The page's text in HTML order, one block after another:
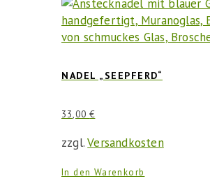
NADEL „SEEPFERD“
33,00€
zzgl.Versandkosten
In den Warenkorb